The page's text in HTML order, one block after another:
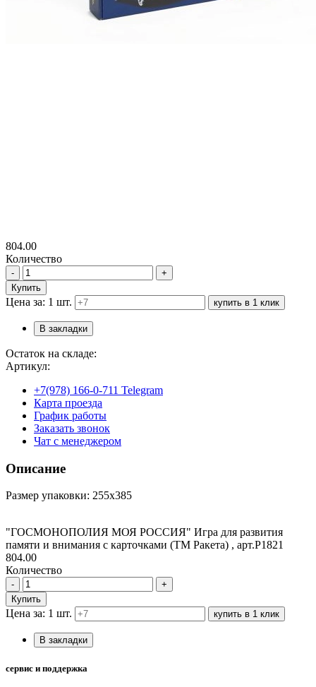
804.00
Количество
-
+
Купить
Цена за: 1 шт. купить в 1 клик
В закладки
Остаток на складе:
Артикул:
+7(978) 166-0-711 Telegram
Карта проезда
График работы
Заказать звонок
Чат с менеджером
Описание
Размер упаковки: 255х385
"ГОСМОНОПОЛИЯ МОЯ РОССИЯ" Игра для развития
памяти и внимания с карточками (ТМ Ракета) , арт.Р1821
804.00
Количество
-
+
Купить
Цена за: 1 шт. купить в 1 клик
В закладки
сервис и поддержка